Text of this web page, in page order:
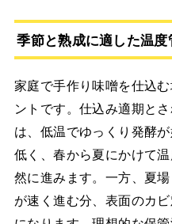
季節と熟成に適した温度
家庭で手作り味噌を仕込
ントです。仕込み適期と
は、低温でゆっくり発酵
低く、春から夏にかけて
然に進みます。一方、夏
が速く進む分、表面のカ